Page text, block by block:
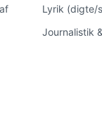
Lyrik (digte/
Journalistik